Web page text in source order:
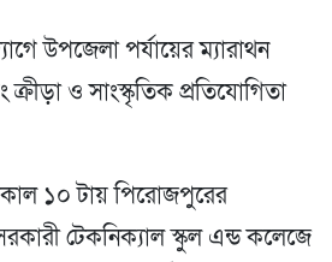
উপজেলা পর্যায়ের ম্যারাথন
ও সাংস্কৃতিক প্রতিযোগিতা
১০ টায় পিরোজপুরের
টেকনিক্যাল স্কুল এন্ড কলেজে